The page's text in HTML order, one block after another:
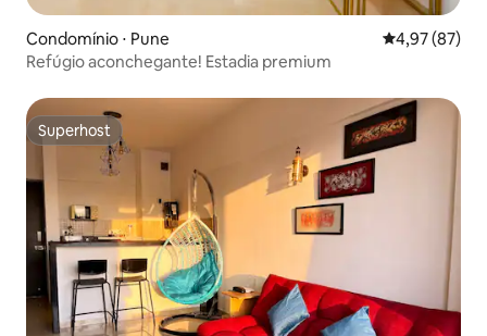
Condomínio ⋅ Pune 4,97 de uma
4,97 (87)
Refúgio aconchegante! Estadia premium
Superhost
Superhost